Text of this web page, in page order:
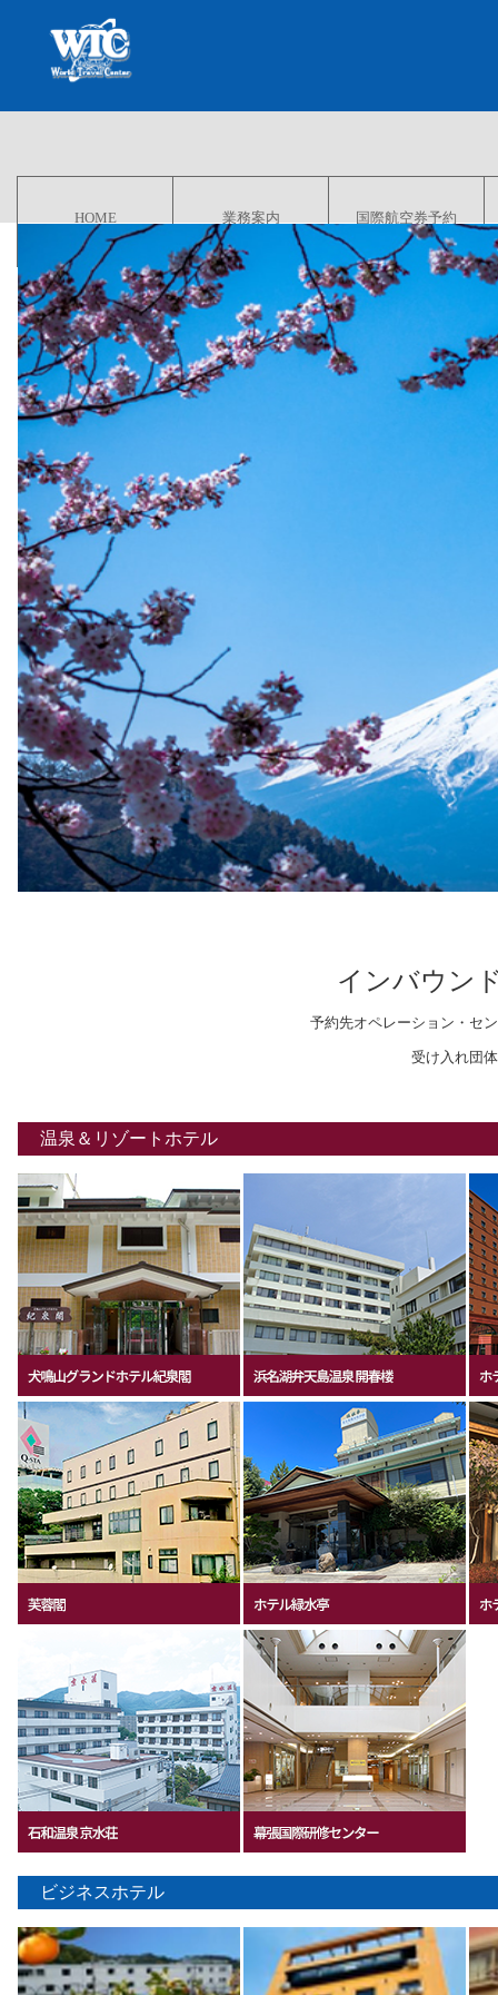
HOME
Starting page
業務案内
Business description
国際航空券予約
Booking
インバウン
予約先オペレーション・セ
受け入れ団
温泉＆リゾートホテル
ビジネスホテル